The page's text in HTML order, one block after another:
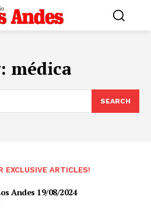
médica
SEARCH
EXCLUSIVE ARTICLES!
Andes 19/08/2024